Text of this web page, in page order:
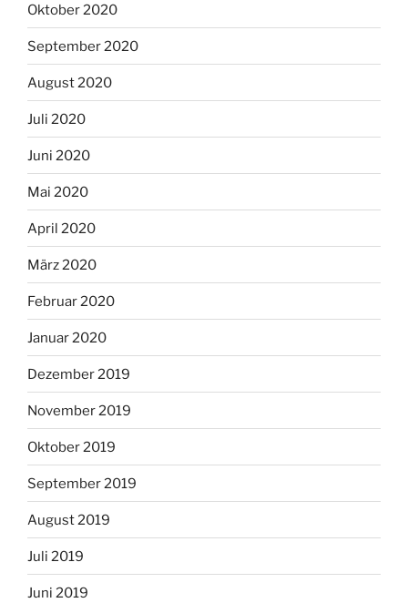
Oktober 2020
September 2020
August 2020
Juli 2020
Juni 2020
Mai 2020
April 2020
März 2020
Februar 2020
Januar 2020
Dezember 2019
November 2019
Oktober 2019
September 2019
August 2019
Juli 2019
Juni 2019